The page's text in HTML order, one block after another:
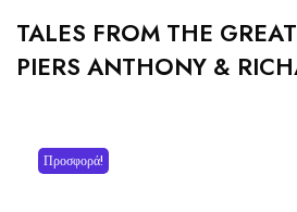
TALES FROM THE
PIERS ANTHONY &
Προσφορά!